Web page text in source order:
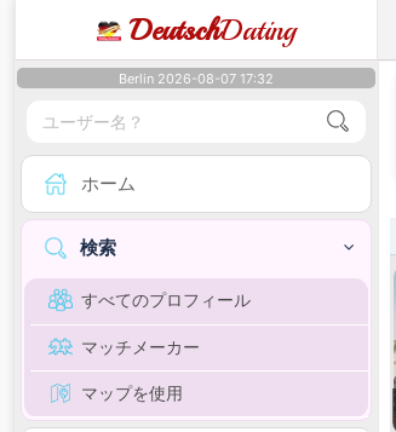
DeutschDating
Berlin 2026-08-07 17:32
ホーム
検索
すべてのプロフィール
マッチメーカー
マップを使用